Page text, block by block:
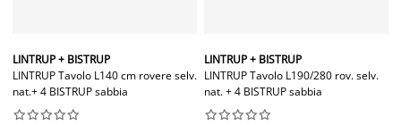
LINTRUP + BISTRUP
LINTRUP Tavolo L140 cm rovere selv.
nat.+ 4 BISTRUP sabbia






LINTRUP + BISTRUP
LINTRUP Tavolo L190/280 rov. selv.
nat. + 4 BISTRUP sabbia





